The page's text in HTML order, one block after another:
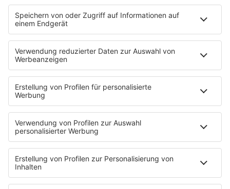
HOME
PROGRAMM
Sendeplan
DJs
Playlist
MUSIC
Streams
Album der Woche